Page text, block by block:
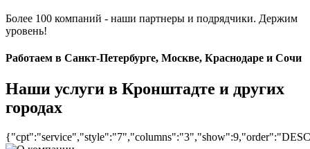
Более 100 компаний - наши партнеры и подрядчики. Держим
уровень!
Работаем в Санкт-Петербурге, Москве, Краснодаре и Сочи
Наши услуги в Кронштадте и других
городах